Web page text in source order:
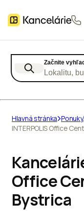
Začnite
Lokalitu,
Hlavná stránka Ponuky
INTERPOLIS Office
Office
Bystrica